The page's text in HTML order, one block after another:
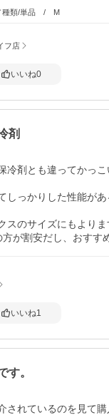
種類/単品 / M
フ店
いいね0
剤
冷剤とも違ってかっ
しっかりした性能が
スのサイズにもより
が割安だし、おすす
いいね1
す。
されているのを見て